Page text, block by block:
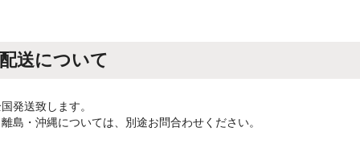
配送について
発送致します。
島・沖縄については、別途お問合わせください。